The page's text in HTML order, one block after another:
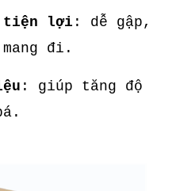
tiện lợi : dễ gập,
đi.
: giúp tăng độ